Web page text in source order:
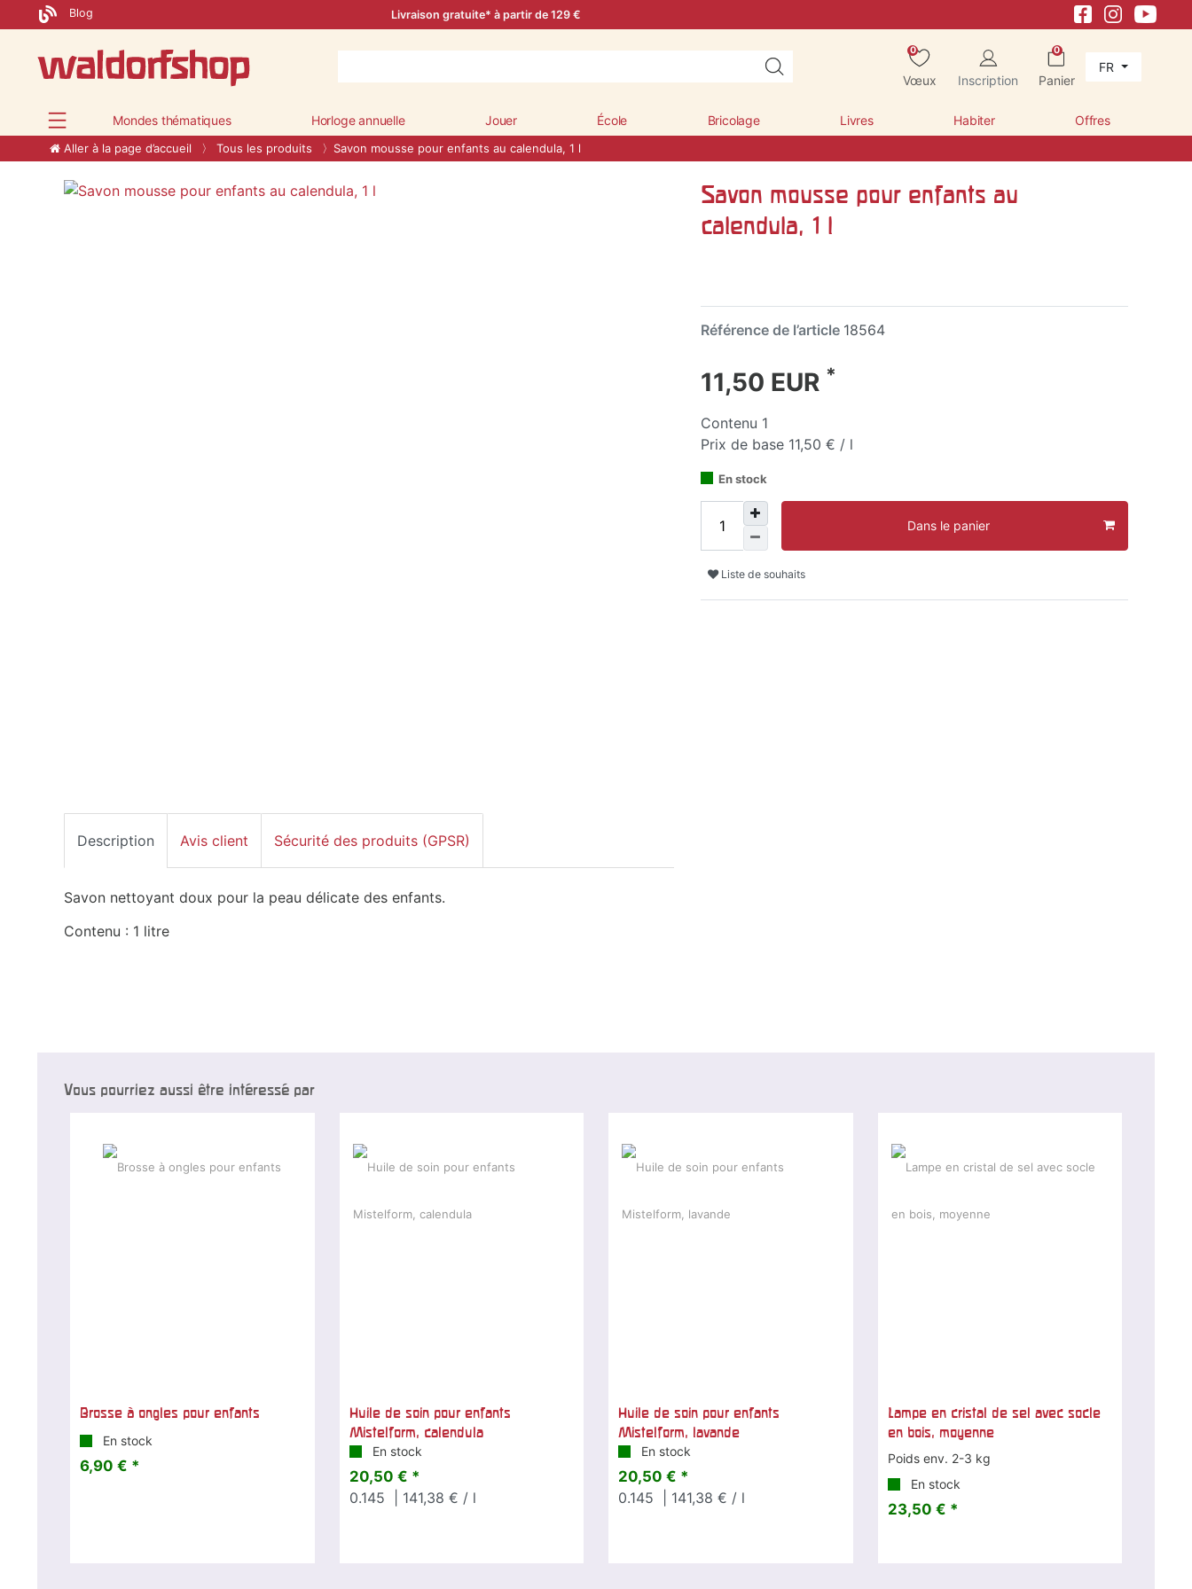
Blog Livraison gratuite* à partir de 129 €
0
Vœux Inscription
0
Panier
FR
Mondes thématiques Horloge annuelle Jouer École Bricolage Livres Habiter Offres
Aller à la page d’accueil Tous les produits Savon mousse pour enfants au calendula, 1 l
Savon mousse pour enfants au
calendula, 1 l
Référence de l’article 18564
11,50 EUR *
Contenu 1
Prix de base 11,50 € / l
En stock
Dans le panier
Liste de souhaits
Description Avis client Sécurité des produits (GPSR)
Savon nettoyant doux pour la peau délicate des enfants.
Contenu : 1 litre
Vous pourriez aussi être intéressé par
Brosse à ongles pour enfants
En stock
6,90 € *
Huile de soin pour enfants
Mistelform, calendula
En stock
20,50 € *
0.145
| 141,38 € / l
Huile de soin pour enfants
Mistelform, lavande
En stock
20,50 € *
0.145
| 141,38 € / l
Lampe en cristal de sel avec socle
en bois, moyenne
Poids env. 2-3 kg
En stock
23,50 € *